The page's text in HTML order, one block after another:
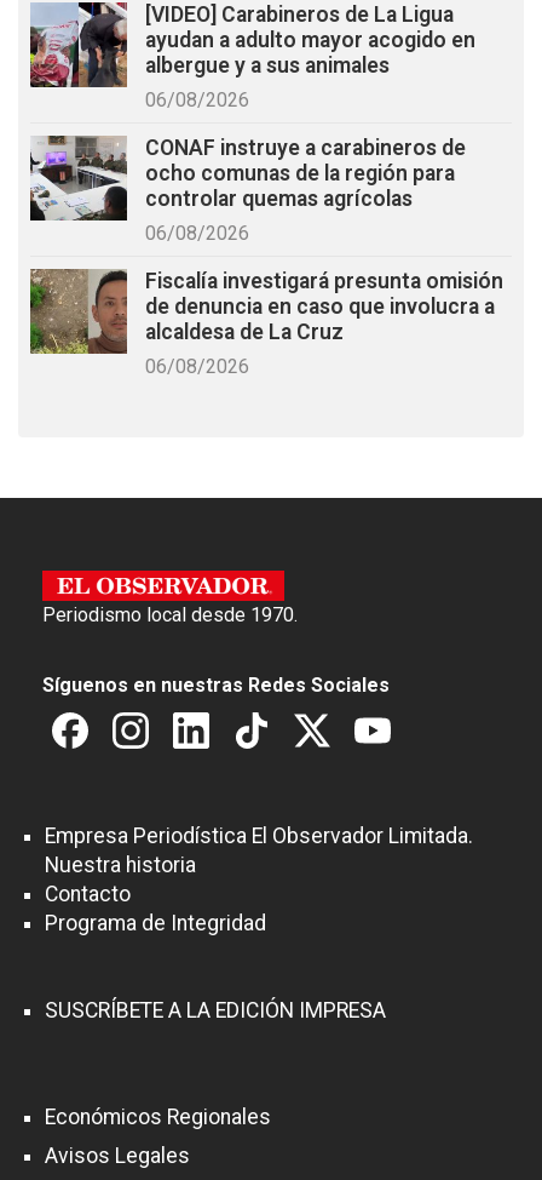
[VIDEO] Carabineros de La Ligua
ayudan a adulto mayor acogido en
albergue y a sus animales
06/08/2026
CONAF instruye a carabineros de
ocho comunas de la región para
controlar quemas agrícolas
06/08/2026
Fiscalía investigará presunta omisión
de denuncia en caso que involucra a
alcaldesa de La Cruz
06/08/2026
Periodismo local desde 1970.
Síguenos en nuestras Redes Sociales
Empresa Periodística El Observador Limitada.
Nuestra historia
Contacto
Programa de Integridad
SUSCRÍBETE A LA EDICIÓN IMPRESA
Económicos Regionales
Avisos Legales